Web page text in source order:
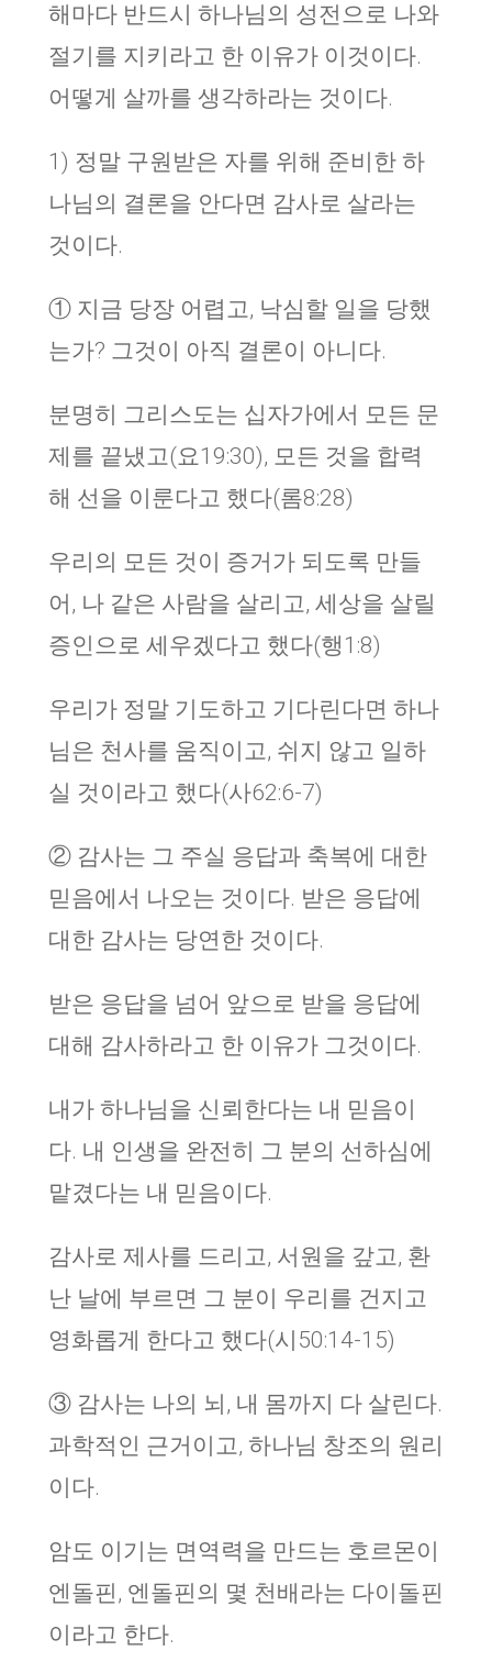
해마다 반드시 하나님의 성전으로 나와
절기를 지키라고 한 이유가 이것이다.
어떻게 살까를 생각하라는 것이다.
1) 정말 구원받은 자를 위해 준비한 하
나님의 결론을 안다면 감사로 살라는
것이다.
① 지금 당장 어렵고, 낙심할 일을 당했
는가? 그것이 아직 결론이 아니다.
분명히 그리스도는 십자가에서 모든 문
제를 끝냈고(요19:30), 모든 것을 합력
해 선을 이룬다고 했다(롬8:28)
우리의 모든 것이 증거가 되도록 만들
어, 나 같은 사람을 살리고, 세상을 살릴
증인으로 세우겠다고 했다(행1:8)
우리가 정말 기도하고 기다린다면 하나
님은 천사를 움직이고, 쉬지 않고 일하
실 것이라고 했다(사62:6-7)
② 감사는 그 주실 응답과 축복에 대한
믿음에서 나오는 것이다. 받은 응답에
대한 감사는 당연한 것이다.
받은 응답을 넘어 앞으로 받을 응답에
대해 감사하라고 한 이유가 그것이다.
내가 하나님을 신뢰한다는 내 믿음이
다. 내 인생을 완전히 그 분의 선하심에
맡겼다는 내 믿음이다.
감사로 제사를 드리고, 서원을 갚고, 환
난 날에 부르면 그 분이 우리를 건지고
영화롭게 한다고 했다(시50:14-15)
③ 감사는 나의 뇌, 내 몸까지 다 살린다.
과학적인 근거이고, 하나님 창조의 원리
이다.
암도 이기는 면역력을 만드는 호르몬이
엔돌핀, 엔돌핀의 몇 천배라는 다이돌핀
이라고 한다.